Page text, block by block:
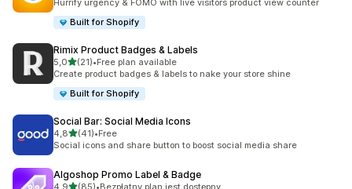
Hurrify urgency & FOMO with live visitors product view counter
Built for Shopify
Rimix Product Badges & Labels
5,0na 5 gwiazdek
(21)
Łączna liczba recenzji: 21
•Free plan available
Create product badges & labels to nake your store shine
Built for Shopify
Social Bar: Social Media Icons
4,8na 5 gwiazdek
(41)
Łączna liczba recenzji: 41
•Free
Social icons and share button to boost social media share
Algoshop Promo Label & Badge
4,9na 5 gwiazdek
(85)•Bezpłatny plan jest dostępny